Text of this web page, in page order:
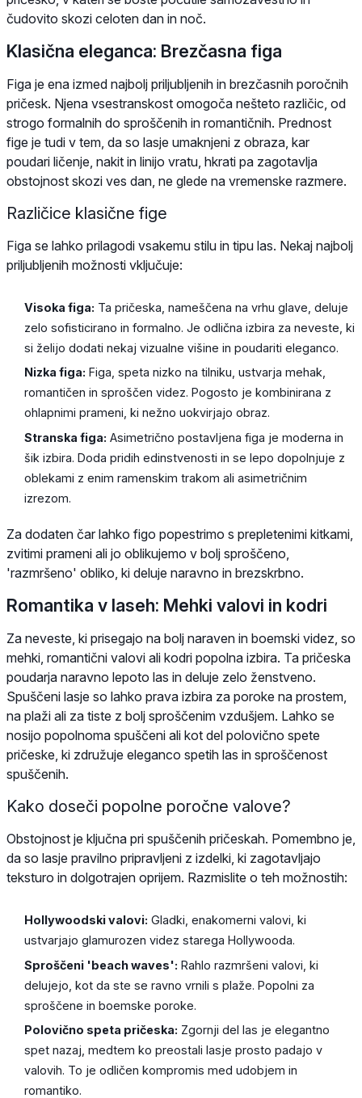
čudovito skozi celoten dan in noč.
Klasična eleganca: Brezčasna figa
Figa je ena izmed najbolj priljubljenih in brezčasnih poročnih
pričesk. Njena vsestranskost omogoča nešteto različic, od
strogo formalnih do sproščenih in romantičnih. Prednost
fige je tudi v tem, da so lasje umaknjeni z obraza, kar
poudari ličenje, nakit in linijo vratu, hkrati pa zagotavlja
obstojnost skozi ves dan, ne glede na vremenske razmere.
Različice klasične fige
Figa se lahko prilagodi vsakemu stilu in tipu las. Nekaj najbolj
priljubljenih možnosti vključuje:
Visoka figa: Ta pričeska, nameščena na vrhu glave, deluje
zelo sofisticirano in formalno. Je odlična izbira za neveste, ki
si želijo dodati nekaj vizualne višine in poudariti eleganco.
Nizka figa: Figa, speta nizko na tilniku, ustvarja mehak,
romantičen in sproščen videz. Pogosto je kombinirana z
ohlapnimi prameni, ki nežno uokvirjajo obraz.
Stranska figa: Asimetrično postavljena figa je moderna in
šik izbira. Doda pridih edinstvenosti in se lepo dopolnjuje z
oblekami z enim ramenskim trakom ali asimetričnim
izrezom.
Za dodaten čar lahko figo popestrimo s prepletenimi kitkami,
zvitimi prameni ali jo oblikujemo v bolj sproščeno,
'razmršeno' obliko, ki deluje naravno in brezskrbno.
Romantika v laseh: Mehki valovi in kodri
Za neveste, ki prisegajo na bolj naraven in boemski videz, so
mehki, romantični valovi ali kodri popolna izbira. Ta pričeska
poudarja naravno lepoto las in deluje zelo ženstveno.
Spuščeni lasje so lahko prava izbira za poroke na prostem,
na plaži ali za tiste z bolj sproščenim vzdušjem. Lahko se
nosijo popolnoma spuščeni ali kot del polovično spete
pričeske, ki združuje eleganco spetih las in sproščenost
spuščenih.
Kako doseči popolne poročne valove?
Obstojnost je ključna pri spuščenih pričeskah. Pomembno je,
da so lasje pravilno pripravljeni z izdelki, ki zagotavljajo
teksturo in dolgotrajen oprijem. Razmislite o teh možnostih:
Hollywoodski valovi: Gladki, enakomerni valovi, ki
ustvarjajo glamurozen videz starega Hollywooda.
Sproščeni 'beach waves': Rahlo razmršeni valovi, ki
delujejo, kot da ste se ravno vrnili s plaže. Popolni za
sproščene in boemske poroke.
Polovično speta pričeska: Zgornji del las je elegantno
spet nazaj, medtem ko preostali lasje prosto padajo v
valovih. To je odličen kompromis med udobjem in
romantiko.